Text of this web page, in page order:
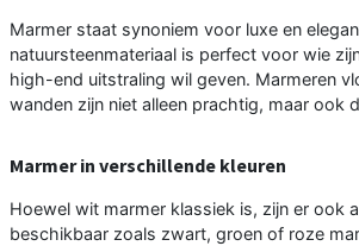
Marmer staat synoniem voor luxe en
natuursteenmateriaal is perfect voor wie
high-end uitstraling wil geven. Marmeren
wanden zijn niet alleen prachtig, maar ook
Marmer in verschillende kleuren
Hoewel wit marmer klassiek is, zijn er ook
beschikbaar zoals zwart, groen of roze